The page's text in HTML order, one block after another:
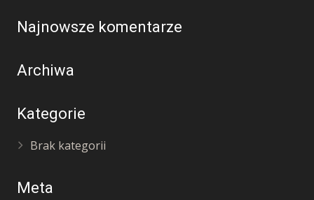
Najnowsze komentarze
Archiwa
Kategorie
Brak kategorii
Meta